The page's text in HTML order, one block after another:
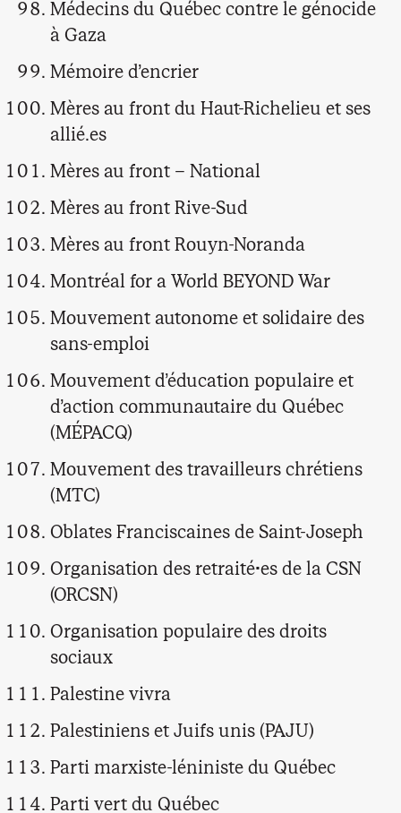
Médecins du Québec contre le génocide
à Gaza
Mémoire d’encrier
Mères au front du Haut-Richelieu et ses
allié.es
Mères au front – National
Mères au front Rive-Sud
Mères au front Rouyn-Noranda
Montréal for a World BEYOND War
Mouvement autonome et solidaire des
sans-emploi
Mouvement d’éducation populaire et
d’action communautaire du Québec
(MÉPACQ)
Mouvement des travailleurs chrétiens
(MTC)
Oblates Franciscaines de Saint-Joseph
Organisation des retraité·es de la CSN
(ORCSN)
Organisation populaire des droits
sociaux
Palestine vivra
Palestiniens et Juifs unis (PAJU)
Parti marxiste-léniniste du Québec
Parti vert du Québec